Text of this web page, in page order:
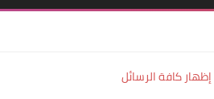
إظهار كافة الرسائل